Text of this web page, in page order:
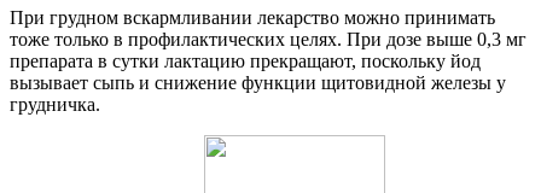
При грудном вскармливании лекарство можно принимать
тоже только в профилактических целях. При дозе выше 0,3 мг
препарата в сутки лактацию прекращают, поскольку йод
вызывает сыпь и снижение функции щитовидной железы у
грудничка.